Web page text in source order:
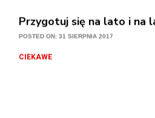
CIEKAWE
Ogród w nowej odsłonie
POSTED ON: 31 SIERPNIA 2017